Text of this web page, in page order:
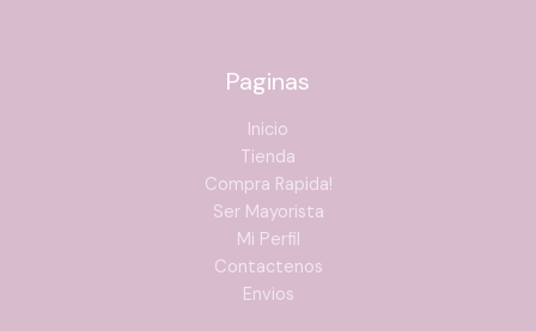
Paginas
Inicio
Tienda
Compra Rapida!
Ser Mayorista
Mi Perfil
Contactenos
Envios